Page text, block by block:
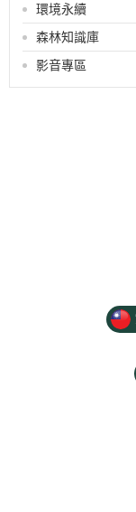
環境永續
森林知識庫
影音專區